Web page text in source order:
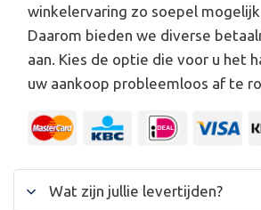
winkelervaring zo soepel
Daarom bieden we diverse
aan. Kies de optie die voor u het
uw aankoop probleemloos af te
Wat zijn jullie levertijden?